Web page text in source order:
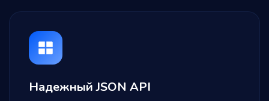
Надежный JSON API